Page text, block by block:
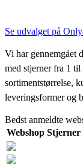
Se udvalget på
Vi har gennemgået
med stjerner fra 1
sortimentstørrelse,
leveringsformer og
Bedst anmeldte
Webshop Stjerner